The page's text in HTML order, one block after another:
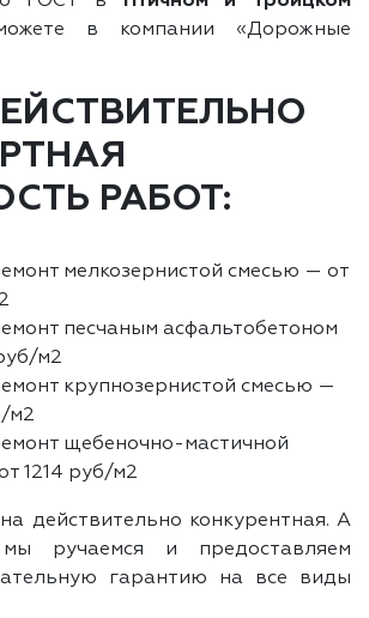
в компании «Дорожные
РАБОТ:
мелкозернистой смесью — от
песчаным асфальтобетоном
м2
крупнозернистой смесью —
м2
щебеночно-мастичной
1214 руб/м2
действительно конкурентная. А
ручаемся и предоставляем
гарантию на все виды